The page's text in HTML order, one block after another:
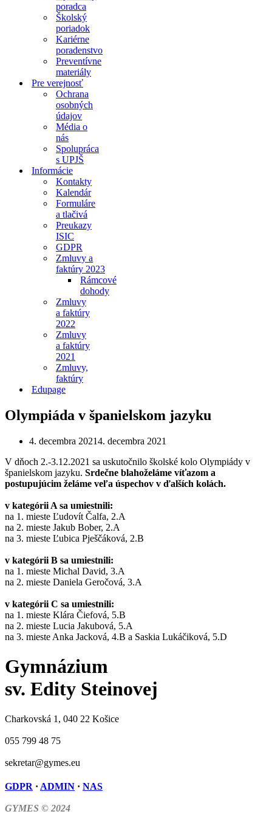
poradca
Školský
poriadok
Kariérne
poradenstvo
Preventívne
materiály
Pre verejnosť
Ochrana
osobných
údajov
Média o
nás
Spolupráca
s UPJŠ
Informácie
Kontakty
Kalendár
Formuláre
a tlačivá
Preukazy
ISIC
GDPR
Zmluvy a
faktúry 2023
Rámcové
dohody
Zmluvy
a faktúry
2022
Zmluvy
a faktúry
2021
Zmluvy,
faktúry
Edupage
Olympiáda v španielskom jazyku
4. decembra 20214. decembra 2021
V dňoch 2.-3.12.2021 sa uskutočnilo školské kolo Olympiády v
španielskom jazyku. Srdečne blahoželáme víťazom a
postupujúcim želáme veľa úspechov v ďalších kolách.
v kategórii A sa umiestnili:
na 1. mieste Ľudovít Čalfa, 2.A
na 2. mieste Jakub Bober, 2.A
na 3. mieste Ľubica Pješčáková, 2.B
v kategórii B sa umiestnili:
na 1. mieste Michal David, 3.A
na 2. mieste Daniela Geročová, 3.A
v kategórii C sa umiestnili:
na 1. mieste Klára Čiefová, 5.B
na 2. mieste Lucia Jakubová, 5.A
na 3. mieste Anka Jacková, 4.B a Saskia Lukáčiková, 5.D
Gymnázium
sv. Edity Steinovej
Charkovská 1, 040 22 Košice
055 799 48 75
sekretar@gymes.eu
GDPR · ADMIN · NAS
GYMES © 2024